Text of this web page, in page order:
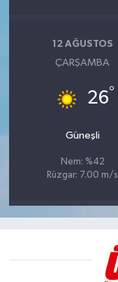
12 AĞUSTOS
ÇARŞAMBA
26°
Güneşli
Nem: %42
Rüzgar: 7.00 m/s